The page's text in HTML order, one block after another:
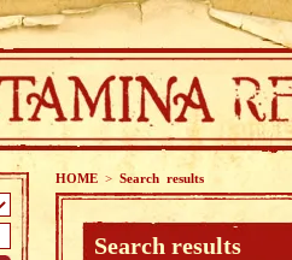
HOME > Search results
Search results